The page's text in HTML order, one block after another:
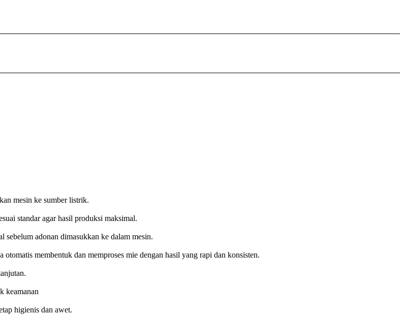
mesin ke sumber listrik.
standar agar hasil produksi maksimal.
adonan dimasukkan ke dalam mesin.
membentuk dan memproses mie dengan hasil yang rapi dan konsisten.
keamanan
higienis dan awet.